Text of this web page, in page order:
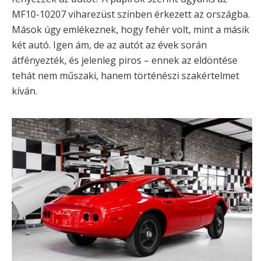
MF10-10207 viharezüst színben érkezett az országba.
Mások úgy emlékeznek, hogy fehér volt, mint a másik
két autó. Igen ám, de az autót az évek során
átfényezték, és jelenleg piros – ennek az eldöntése
tehát nem műszaki, hanem történészi szakértelmet
kíván.